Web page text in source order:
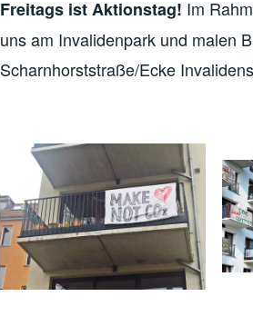
Freitags ist Aktionstag! Im
uns am Invalidenpark und malen
Scharnhorststraße/Ecke